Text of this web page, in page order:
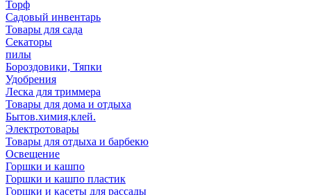
Торф
Садовый инвентарь
Товары для сада
Секаторы
пилы
Бороздовики, Тяпки
Удобрения
Леска для триммера
Товары для дома и отдыха
Бытов.химия,клей.
Электротовары
Товары для отдыха и барбекю
Освещение
Горшки и кашпо
Горшки и кашпо пластик
Горшки и касеты для рассады